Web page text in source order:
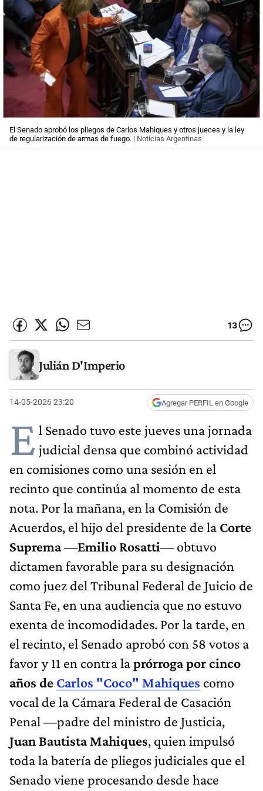
El Senado aprobó los pliegos de Carlos Mahiques y otros jueces y la ley
de regularización de armas de fuego. | Noticias Argentinas
13
Julián D'Imperio
14-05-2026 23:20 Agregar PERFIL en Google
E l Senado tuvo este jueves una jornada
judicial densa que combinó actividad
en comisiones como una sesión en el
recinto que continúa al momento de esta
nota. Por la mañana, en la Comisión de
Acuerdos, el hijo del presidente de la Corte
Suprema—Emilio Rosatti— obtuvo
dictamen favorable para su designación
como juez del Tribunal Federal de Juicio de
Santa Fe, en una audiencia que no estuvo
exenta de incomodidades. Por la tarde, en
el recinto, el Senado aprobó con 58 votos a
favor y 11 en contra laprórroga por cinco
años de Carlos "Coco" Mahiques como
vocal de la Cámara Federal de Casación
Penal —padre del ministro de Justicia,
Juan Bautista Mahiques, quien impulsó
toda la batería de pliegos judiciales que el
Senado viene procesando desde hace